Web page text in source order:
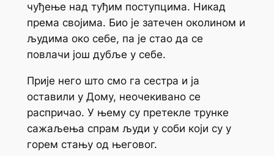
чуђење над туђим поступцима. Никад
према својима. Био је затечен околином и
људима око себе, па је стао да се
повлачи још дубље у себе.
Прије него што смо га сестра и ја
оставили у Дому, неочекивано се
распричао. У њему су претекле трунке
сажаљења спрам људи у соби који су у
горем стању од његовог.